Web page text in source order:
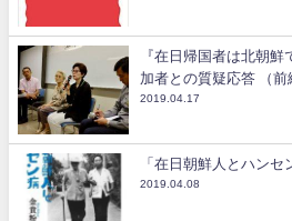
『在日帰国者は北朝
加者との質疑応答 （前
2019.04.17
「在日朝鮮人とハン
2019.04.08